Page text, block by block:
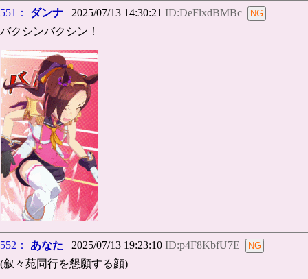
551： ダンナ 2025/07/13 14:30:21 ID:DeFlxdBMBc
バクシンバクシン！
552： あなた 2025/07/13 19:23:10 ID:p4F8KbfU7E
(叙々苑同行を懇願する顔)